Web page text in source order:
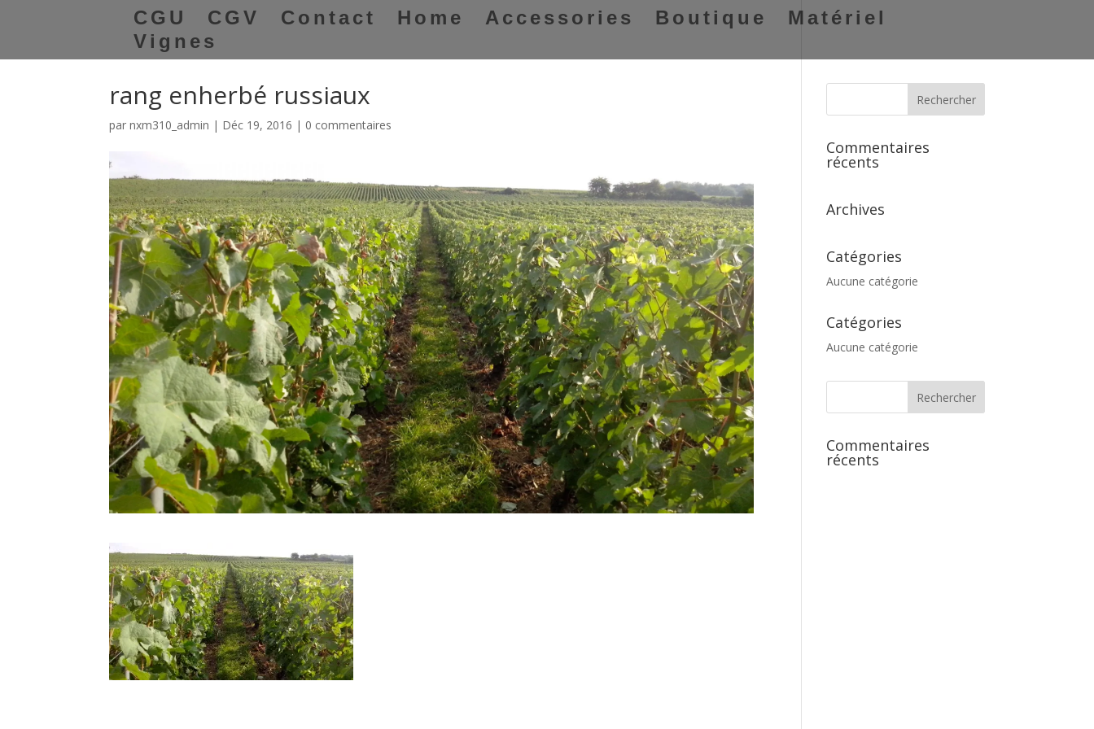
CGU CGV Contact Home Accessories Boutique
Matériel
Vignes
rang enherbé russiaux
parnxm310_admin | Déc 19, 2016 | 0 commentaires
Commentaires
récents
Archives
Catégories
Aucune catégorie
Catégories
Aucune catégorie
Commentaires
récents